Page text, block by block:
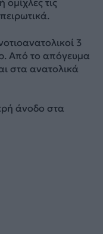
τις
3
Από το απόγευμα
στα ανατολικά
άνοδο στα